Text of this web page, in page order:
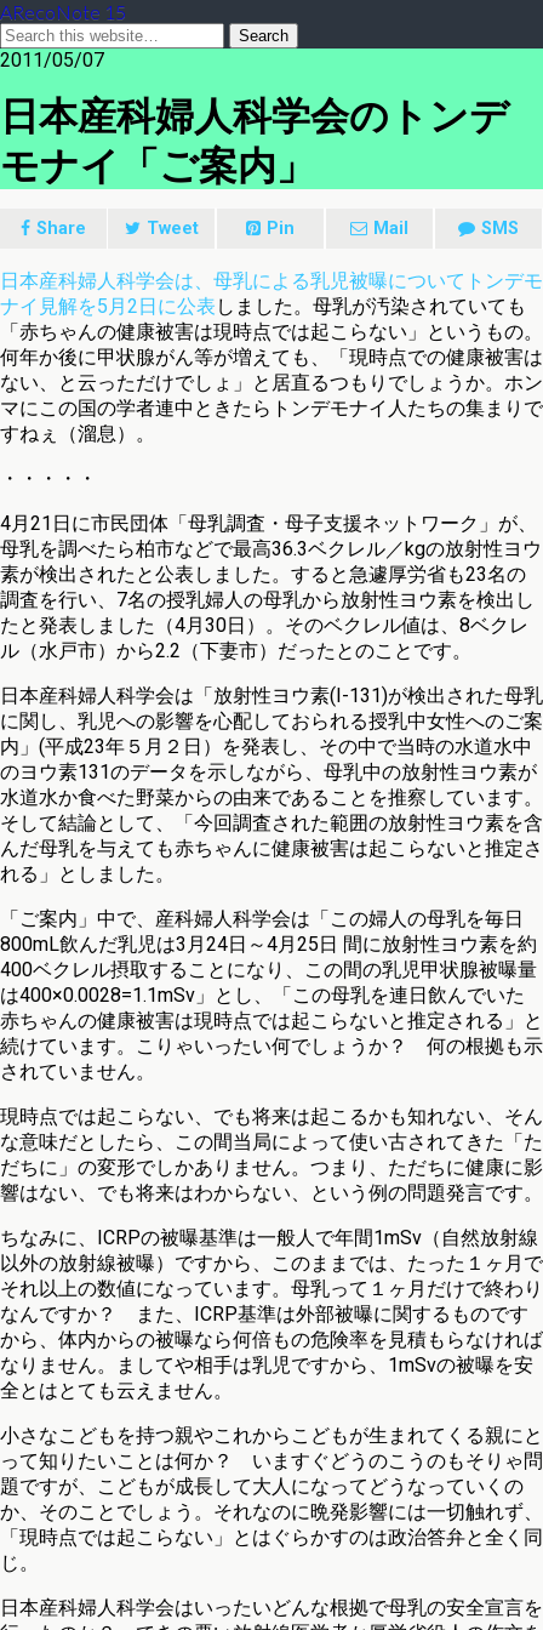
ARecoNote 15
2011/05/07
日本産科婦人科学会のトンデ
モナイ「ご案内」
Share Tweet Pin Mail SMS
日本産科婦人科学会は、母乳による乳児被曝についてトンデモ
ナイ見解を5月2日に公表 しました。母乳が汚染されていても
「赤ちゃんの健康被害は現時点では起こらない」というもの。
何年か後に甲状腺がん等が増えても、「現時点での健康被害は
ない、と云っただけでしょ」と居直るつもりでしょうか。ホン
マにこの国の学者連中ときたらトンデモナイ人たちの集まりで
すねぇ（溜息）。
・・・・・
4月21日に市民団体「母乳調査・母子支援ネットワーク」が、
母乳を調べたら柏市などで最高36.3ベクレル／kgの放射性ヨウ
素が検出されたと公表しました。すると急遽厚労省も23名の
調査を行い、7名の授乳婦人の母乳から放射性ヨウ素を検出し
たと発表しました（4月30日）。そのベクレル値は、8ベクレ
ル（水戸市）から2.2（下妻市）だったとのことです。
日本産科婦人科学会は「放射性ヨウ素(I-131)が検出された母乳
に関し、乳児への影響を心配しておられる授乳中女性へのご案
内」(平成23年５月２日）を発表し、その中で当時の水道水中
のヨウ素131のデータを示しながら、母乳中の放射性ヨウ素が
水道水か食べた野菜からの由来であることを推察しています。
そして結論として、「今回調査された範囲の放射性ヨウ素を含
んだ母乳を与えても赤ちゃんに健康被害は起こらないと推定さ
れる」としました。
「ご案内」中で、産科婦人科学会は「この婦人の母乳を毎日
800mL飲んだ乳児は3月24日～4月25日 間に放射性ヨウ素を約
400ベクレル摂取することになり、この間の乳児甲状腺被曝量
は400×0.0028=1.1mSv」とし、「この母乳を連日飲んでいた
赤ちゃんの健康被害は現時点では起こらないと推定される」と
続けています。こりゃいったい何でしょうか？ 何の根拠も示
されていません。
現時点では起こらない、でも将来は起こるかも知れない、そん
な意味だとしたら、この間当局によって使い古されてきた「た
だちに」の変形でしかありません。つまり、ただちに健康に影
響はない、でも将来はわからない、という例の問題発言です。
ちなみに、ICRPの被曝基準は一般人で年間1mSv（自然放射線
以外の放射線被曝）ですから、このままでは、たった１ヶ月で
それ以上の数値になっています。母乳って１ヶ月だけで終わり
なんですか？ また、ICRP基準は外部被曝に関するものです
から、体内からの被曝なら何倍もの危険率を見積もらなければ
なりません。ましてや相手は乳児ですから、1mSvの被曝を安
全とはとても云えません。
小さなこどもを持つ親やこれからこどもが生まれてくる親にと
って知りたいことは何か？ いますぐどうのこうのもそりゃ問
題ですが、こどもが成長して大人になってどうなっていくの
か、そのことでしょう。それなのに晩発影響には一切触れず、
「現時点では起こらない」とはぐらかすのは政治答弁と全く同
じ。
日本産科婦人科学会はいったいどんな根拠で母乳の安全宣言を